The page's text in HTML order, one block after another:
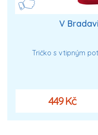
V
Tričko s vtipným
449 Kč